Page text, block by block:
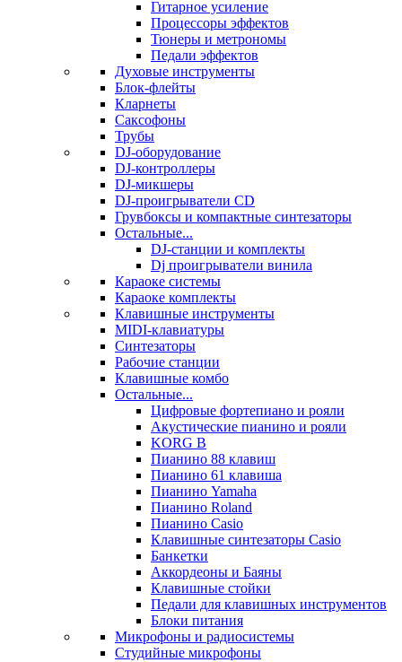
Гитарное усиление
Процессоры эффектов
Тюнеры и метрономы
Педали эффектов
Духовые инструменты
Блок-флейты
Кларнеты
Саксофоны
Трубы
DJ-оборудование
DJ-контроллеры
DJ-микшеры
DJ-проигрыватели CD
Грувбоксы и компактные синтезаторы
Остальные...
DJ-станции и комплекты
Dj проигрыватели винила
Караоке системы
Караоке комплекты
Клавишные инструменты
MIDI-клавиатуры
Синтезаторы
Рабочие станции
Клавишные комбо
Остальные...
Цифровые фортепиано и рояли
Акустические пианино и рояли
KORG B
Пианино 88 клавиш
Пианино 61 клавиша
Пианино Yamaha
Пианино Roland
Пианино Casio
Клавишные синтезаторы Casio
Банкетки
Аккордеоны и Баяны
Клавишные стойки
Педали для клавишных инструментов
Блоки питания
Микрофоны и радиосистемы
Студийные микрофоны